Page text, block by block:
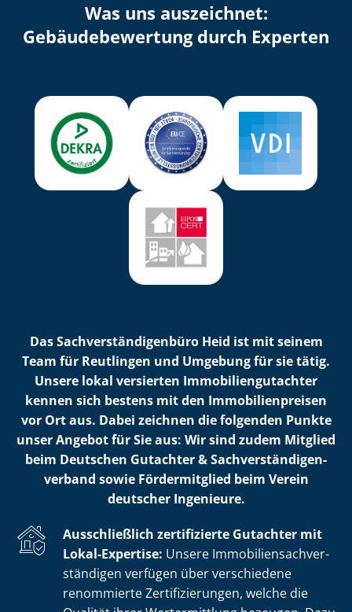
Was uns auszeichnet:
Ge­bäu­de­be­wer­tung durch Experten
Das Sach­ver­stän­di­gen­bü­ro Heid ist mit seinem
Team für Reutlingen und Umgebung für sie tätig.
Unsere lokal versierten Im­mo­bi­li­en­gut­ach­ter
kennen sich bestens mit den Im­mo­bi­li­en­prei­sen
vor Ort aus. Dabei zeichnen die folgenden Punkte
unser Angebot für Sie aus: Wir sind zudem Mitglied
beim Deutschen Gutachter & Sach­ver­stän­di­gen­
ver­band sowie Fördermitglied beim Verein
deutscher Ingenieure.
Ausschließlich zertifizierte Gutachter mit
Lokal-Expertise: Unsere Im­mo­bi­li­en­sach­ver­
stän­di­gen verfügen über verschiedene
renommierte Zer­ti­fi­zie­run­gen, welche die